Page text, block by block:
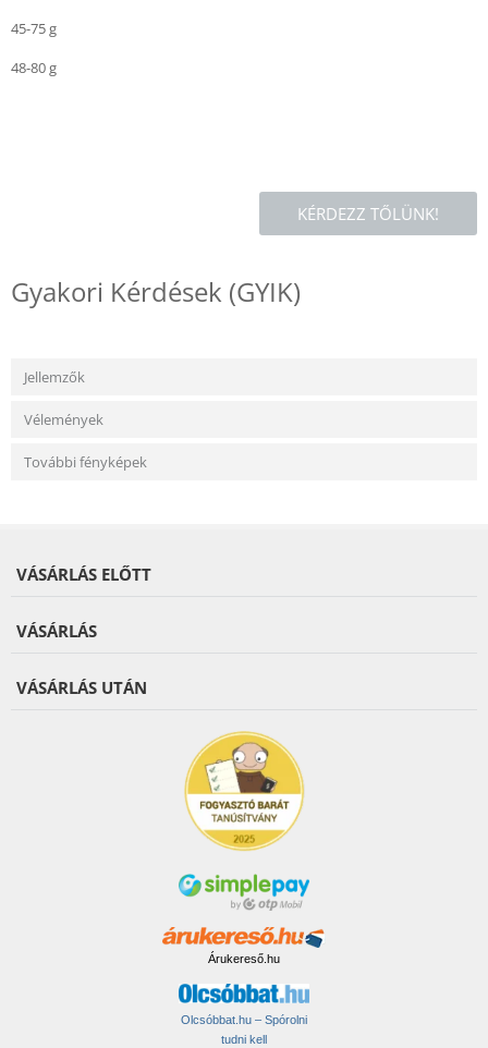
45-75 g
48-80 g
KÉRDEZZ TŐLÜNK!
Gyakori Kérdések (GYIK)
Jellemzők
Vélemények
További fényképek
VÁSÁRLÁS ELŐTT
VÁSÁRLÁS
VÁSÁRLÁS UTÁN
Árukereső.hu
Olcsóbbat.hu – Spórolni
tudni kell